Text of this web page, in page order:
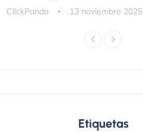
ClickPanda 13 noviembre 2025
Etiquetas